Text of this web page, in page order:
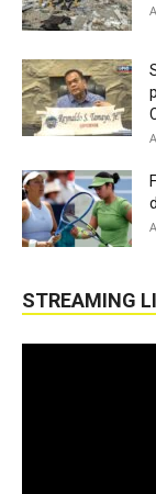
STREAMING